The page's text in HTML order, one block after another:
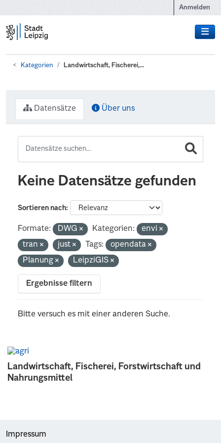
Anmelden
Kategorien Landwirtschaft, Fischerei,...
Landwirtschaft, Fischerei, Forstwirtschaft und
Nahrungsmittel
Datensätze Über uns
Keine Datensätze gefunden
Sortieren nach
Formate: DWG Kategorien:
envi
tran
just Tags:
opendata
Planung
LeipziGIS
Ergebnisse filtern
Bitte versuch es mit einer anderen Suche.
Impressum